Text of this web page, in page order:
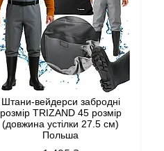
Штани-вейдерси забродні
розмір TRIZAND 45 розмір
(довжина устілки 27.5 см)
Польша